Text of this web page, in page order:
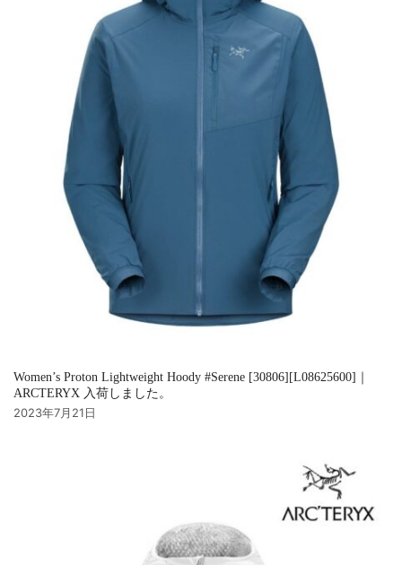
Women’s Proton Lightweight Hoody #Serene [30806][L08625600]｜
ARCTERYX 入荷しました。
2023年7月21日